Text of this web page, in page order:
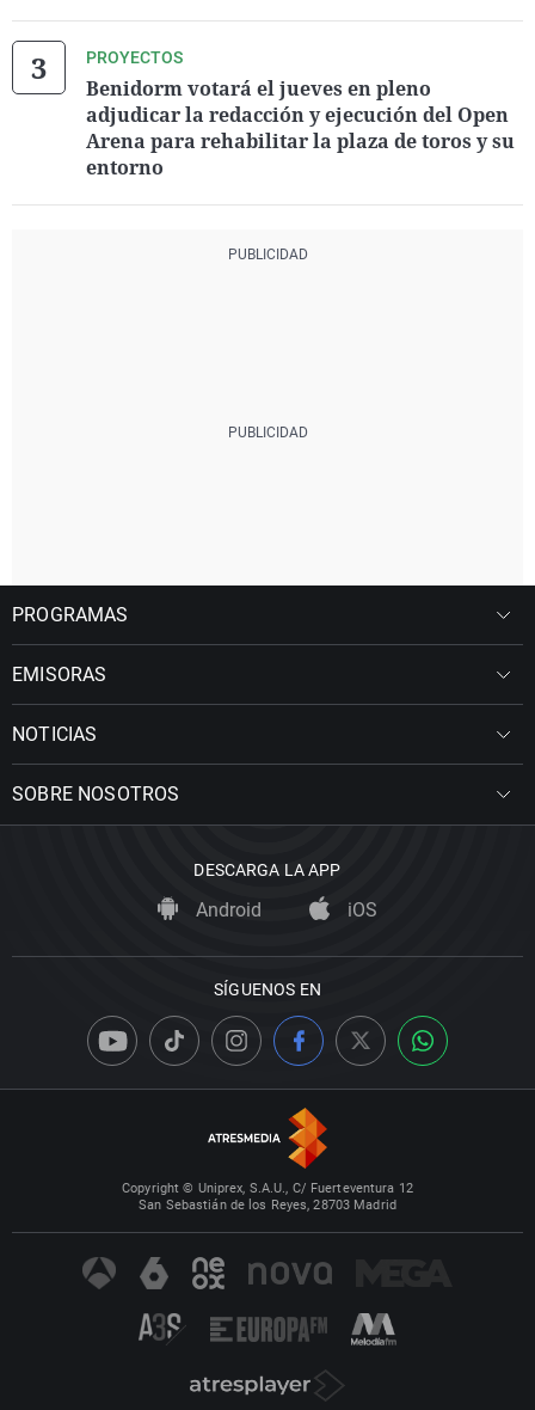
PROYECTOS
Benidorm votará el jueves en pleno
adjudicar la redacción y ejecución del Open
Arena para rehabilitar la plaza de toros y su
entorno
PROGRAMAS
EMISORAS
NOTICIAS
SOBRE NOSOTROS
DESCARGA LA APP
Android iOS
SÍGUENOS EN
Copyright © Uniprex, S.A.U., C/ Fuerteventura 12
San Sebastián de los Reyes, 28703 Madrid